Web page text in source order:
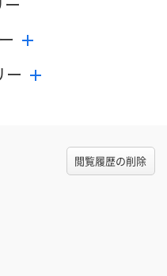
ー
閲覧履歴の削除